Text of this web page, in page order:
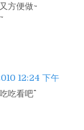
方便做~
12:24 下午
吃看吧^^